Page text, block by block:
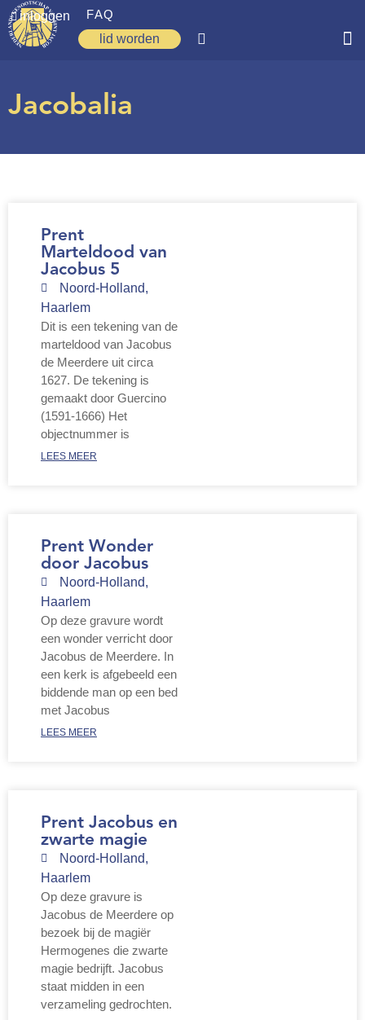
inloggen
FAQ
lid worden
Zoeken
Ervaringen
Regio’s
Nieuws
Agenda
Webshop
Contact
Jacobalia
Prent
Marteldood van
Jacobus 5
Noord-Holland,
Haarlem
Dit is een tekening van de
marteldood van Jacobus
de Meerdere uit circa
1627. De tekening is
gemaakt door Guercino
(1591-1666) Het
objectnummer is
LEES MEER
Prent Wonder
door Jacobus
Noord-Holland,
Haarlem
Op deze gravure wordt
een wonder verricht door
Jacobus de Meerdere. In
een kerk is afgebeeld een
biddende man op een bed
met Jacobus
LEES MEER
Prent Jacobus en
zwarte magie
Noord-Holland,
Haarlem
Op deze gravure is
Jacobus de Meerdere op
bezoek bij de magiër
Hermogenes die zwarte
magie bedrijft. Jacobus
staat midden in een
verzameling gedrochten.